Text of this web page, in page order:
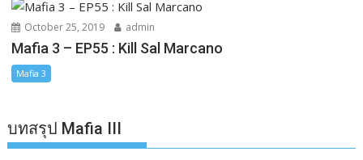
October 25, 2019 admin
Mafia 3 – EP55 : Kill Sal Marcano
Mafia 3
บทสรุป Mafia III